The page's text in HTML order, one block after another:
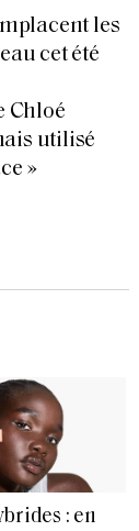
les
cet été
Chloé
utilisé
»
: en